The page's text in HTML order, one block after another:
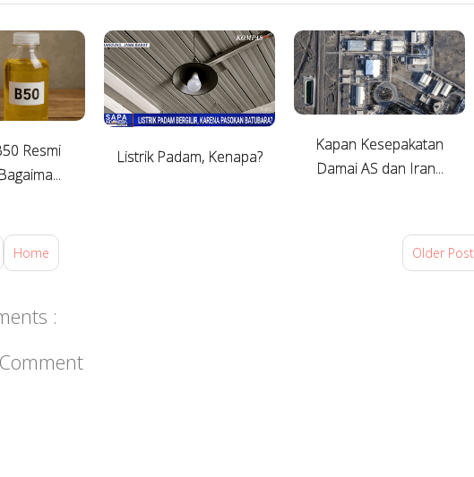
Resmi
Listrik Padam, Kenapa?
Kapan Kesepakatan
Damai AS dan Iran...
Older Post
Home
: